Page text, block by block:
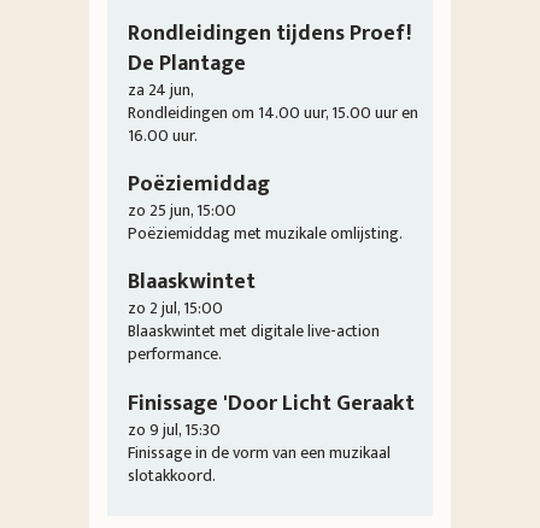
Rondleidingen tijdens Proef!
De Plantage
za 24 jun,
Rondleidingen om 14.00 uur, 15.00 uur en
16.00 uur.
Poëziemiddag
zo 25 jun, 15:00
Poëziemiddag met muzikale omlijsting.
Blaaskwintet
zo 2 jul, 15:00
Blaaskwintet met digitale live-action
performance.
Finissage 'Door Licht Geraakt
zo 9 jul, 15:30
Finissage in de vorm van een muzikaal
slotakkoord.